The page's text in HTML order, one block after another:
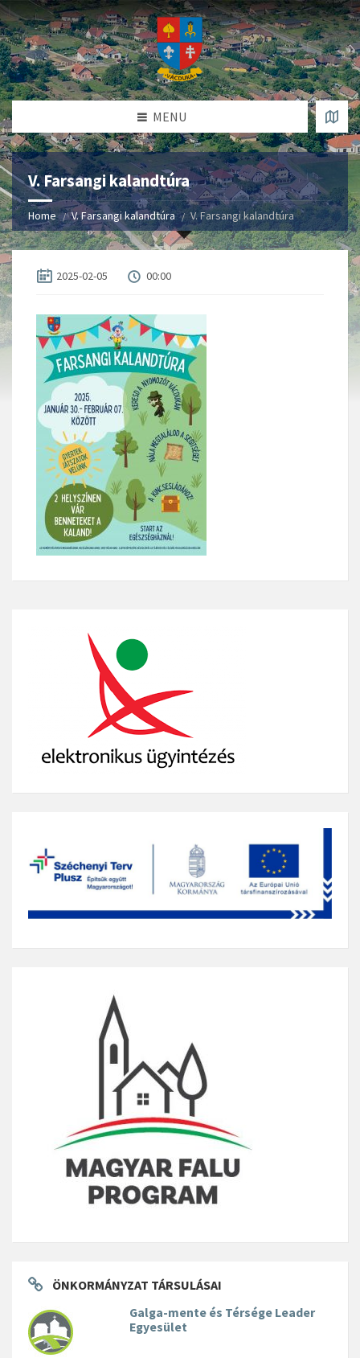
MENU
V. Farsangi kalandtúra
Home V. Farsangi kalandtúra V. Farsangi kalandtúra
2025-02-05 00:00
ÖNKORMÁNYZAT TÁRSULÁSAI
Galga-mente és Térsége Leader
Egyesület